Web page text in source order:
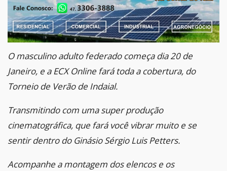
O masculino adulto federado começa dia 20 de
Janeiro, e a ECX Online fará toda a cobertura, do
Torneio de Verão de Indaial.
Transmitindo com uma super produção
cinematográfica, que fará você vibrar muito e se
sentir dentro do Ginásio Sérgio Luis Petters.
Acompanhe a montagem dos elencos e os